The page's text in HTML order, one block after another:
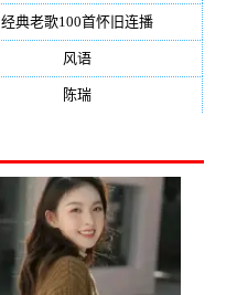
经典老歌100首怀旧连播(134)
风语(132)
陈瑞(128)